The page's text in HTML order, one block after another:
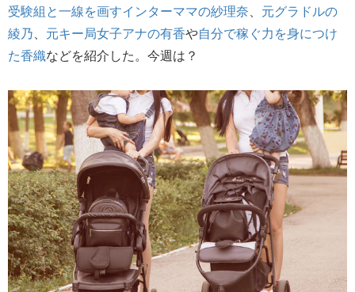
受験組と一線を画すインターママの紗理奈
元グラドルの
綾乃
元キー局女子アナの有香や自分で稼ぐ力を身につけ
た香織などを紹介した。今週は？